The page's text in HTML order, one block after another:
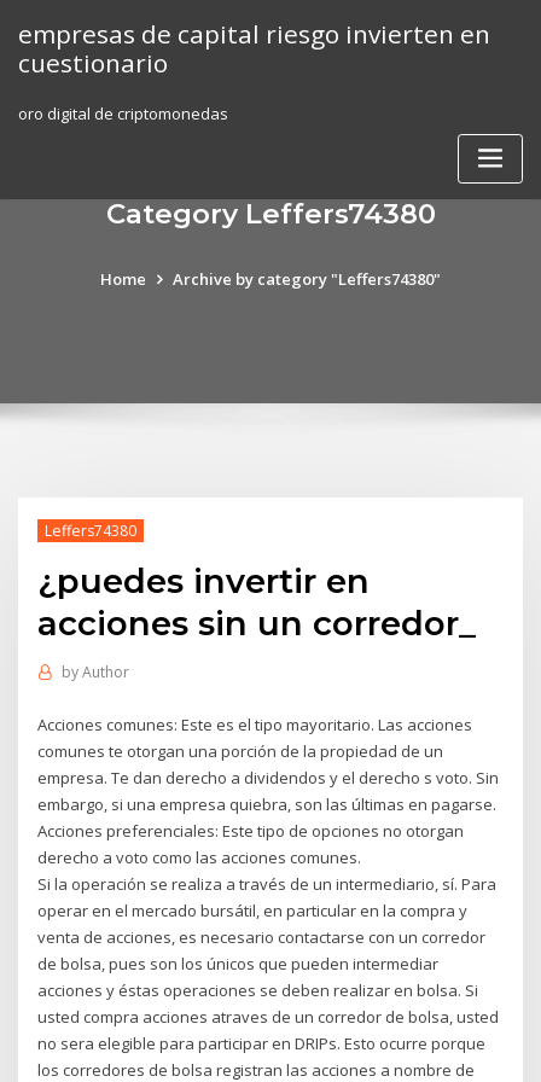
content
empresas de capital riesgo invierten en
cuestionario
oro digital de criptomonedas
Category Leffers74380
Home Archive by category "Leffers74380"
Leffers74380
¿puedes invertir en
acciones sin un corredor_
byAuthor
Acciones comunes: Este es el tipo mayoritario. Las acciones
comunes te otorgan una porción de la propiedad de un
empresa. Te dan derecho a dividendos y el derecho s voto. Sin
embargo, si una empresa quiebra, son las últimas en pagarse.
Acciones preferenciales: Este tipo de opciones no otorgan
derecho a voto como las acciones comunes.
Si la operación se realiza a través de un intermediario, sí. Para
operar en el mercado bursátil, en particular en la compra y
venta de acciones, es necesario contactarse con un corredor
de bolsa, pues son los únicos que pueden intermediar
acciones y éstas operaciones se deben realizar en bolsa. Si
usted compra acciones atraves de un corredor de bolsa, usted
no sera elegible para participar en DRIPs. Esto ocurre porque
los corredores de bolsa registran las acciones a nombre de